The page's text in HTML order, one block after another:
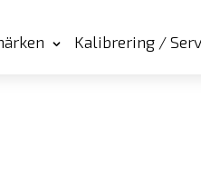
Kalibrering /